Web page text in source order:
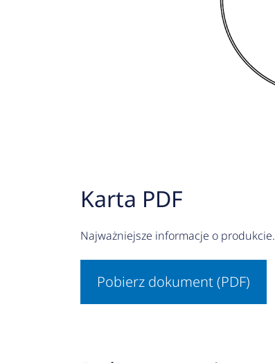
Karta PDF
Najważniejsze informacje o produkcie.
Pobierz dokument (PDF)